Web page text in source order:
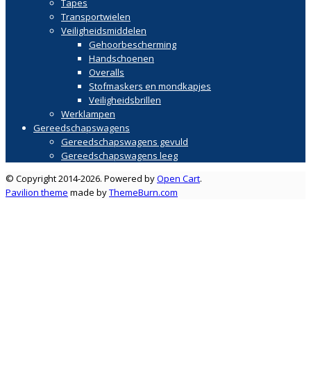
Tapes
Transportwielen
Veiligheidsmiddelen
Gehoorbescherming
Handschoenen
Overalls
Stofmaskers en mondkapjes
Veiligheidsbrillen
Werklampen
Gereedschapswagens
Gereedschapswagens gevuld
Gereedschapswagens leeg
© Copyright 2014-2026. Powered byOpen Cart.
Pavilion theme made byThemeBurn.com